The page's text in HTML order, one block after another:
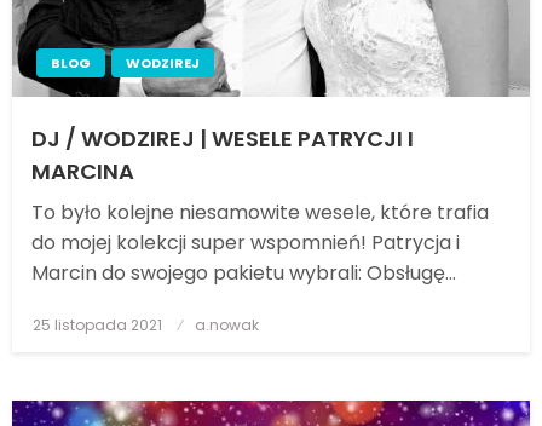
BLOG WODZIREJ
DJ / WODZIREJ | WESELE PATRYCJI I
MARCINA
To było kolejne niesamowite wesele, które trafia
do mojej kolekcji super wspomnień! Patrycja i
Marcin do swojego pakietu wybrali: Obsługę…
Posted
25 listopada 2021 a.nowak